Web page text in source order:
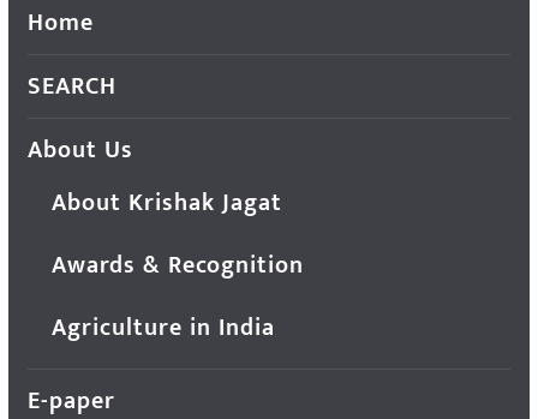
Home
SEARCH
About Us
About Krishak Jagat
Awards & Recognition
Agriculture in India
E-paper